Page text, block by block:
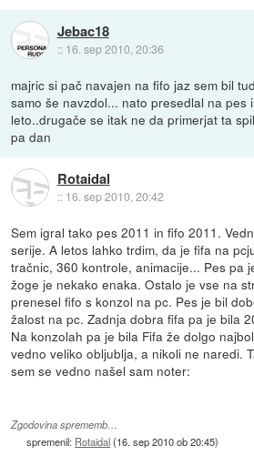
Jebac18
:: 16. sep 2010, 20:36
majric si pač navajen na fifo jaz sem bil
samo še navzdol... nato presedlal na pes
leto..drugače se itak ne da primerjat ta
pa dan
Rotaidal
:: 16. sep 2010, 20:42
Sem igral tako pes 2011 in fifo 2011.
serije. A letos lahko trdim, da je fifa na
tračnic, 360 kontrole, animacije... Pes pa
žoge je nekako enaka. Ostalo je vse na
prenesel fifo s konzol na pc. Pes je bil
žalost na pc. Zadnja dobra fifa pa je bila
Na konzolah pa je bila Fifa že dolgo
vedno veliko obljublja, a nikoli ne naredi.
sem se vedno našel sam noter:
Zgodovina sprememb…
spremenil: Rotaidal(16. sep 2010 ob 20:45)